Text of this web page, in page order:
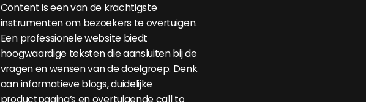
Content is een van de krachtigste
instrumenten om bezoekers te overtuigen.
Een professionele website biedt
hoogwaardige teksten die aansluiten bij de
vragen en wensen van de doelgroep. Denk
aan informatieve blogs, duidelijke